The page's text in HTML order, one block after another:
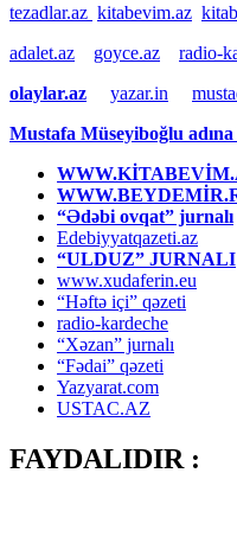
tezadlar.az kitabevim.az
adalet.az
goyce.az
radio-
olaylar.az
yazar.in
Mustafa Müseyiboğlu
“Ədəbi ovqat” jurnalı
Edebiyyatqazeti.az
“ULDUZ” JURNALI
www.xudaferin.eu
“Həftə içi” qəzeti
radio-kardeche
“Xəzan” jurnalı
“Fədai” qəzeti
Yazyarat.com
USTAC.AZ
FAYDALIDIR :